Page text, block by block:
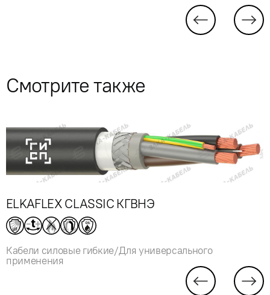
Смотрите также
ELKAFLEX CLASSIC КГВНЭ
Кабели силовые гибкие/Для универсального
применения